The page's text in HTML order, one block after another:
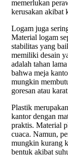
memerlukan
kerusakan akibat
Logam juga
Material logam
stabilitas yang
memiliki desain
adalah tahan
bahwa meja
mungkin
goresan atau
Plastik
kantor dengan
praktis. Material
cuaca. Namun,
mungkin kurang
bentuk akibat